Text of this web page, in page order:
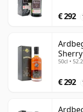
€ 292
50cl •
€ 292